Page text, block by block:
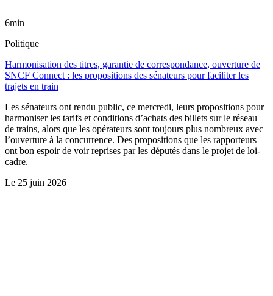
6min
Politique
Harmonisation des titres, garantie de correspondance, ouverture de
SNCF Connect : les propositions des sénateurs pour faciliter les
trajets en train
Les sénateurs ont rendu public, ce mercredi, leurs propositions pour
harmoniser les tarifs et conditions d’achats des billets sur le réseau
de trains, alors que les opérateurs sont toujours plus nombreux avec
l’ouverture à la concurrence. Des propositions que les rapporteurs
ont bon espoir de voir reprises par les députés dans le projet de loi-
cadre.
Le 25 juin 2026